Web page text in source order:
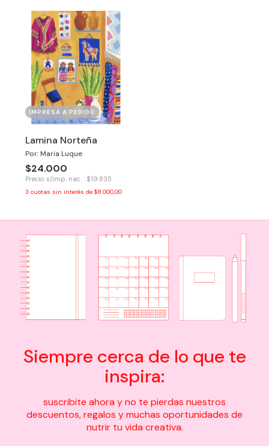
IMPRESA A PEDIDO
Lamina Norteña
Por: Maria Luque
$24.000
Precio s/imp. nac. : $19.835
3 cuotas sin interés de $8.000,00
Siempre cerca de lo que te
inspira:
suscribite ahora y no te pierdas nuestros
descuentos, regalos y muchas oportunidades de
nutrir tu vida creativa.